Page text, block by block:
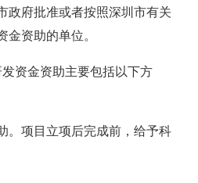
府批准或者按照深圳市有关
金资助的单位。
金资助主要包括以下方
项目立项后完成前，给予科